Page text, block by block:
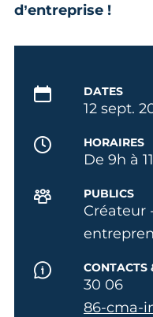
d’entreprise !
DATES
12 sept.
HORAIRES
De 9h à
PUBLICS
Créateur
CONTACTS
30 06
86-cma-